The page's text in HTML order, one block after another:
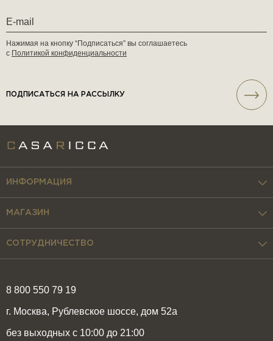
Нажимая на кнопку “Подписаться” вы соглашаетесь
с Политикой конфиденциальности
ПОДПИСАТЬСЯ НА РАССЫЛКУ
8 800 550 79 19
г. Москва, Рублевское шоссе, дом 52а
без выходных с 10:00 до 21:00
ИНФОРМАЦИЯ
МАГАЗИН
СОТРУДНИЧЕСТВО